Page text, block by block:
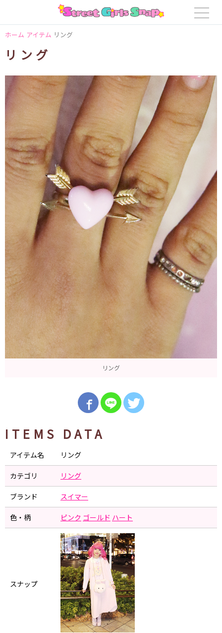
ホーム アイテム リング
リング
リング
ITEMS DATA
アイテム名 リング
カテゴリ リング
ブランド スイマー
色・柄 ピンク ゴールド ハート
スナップ